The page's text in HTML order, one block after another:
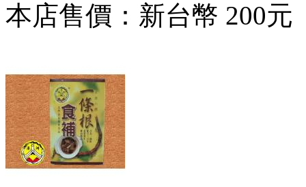
本店售價： 新台幣 200元